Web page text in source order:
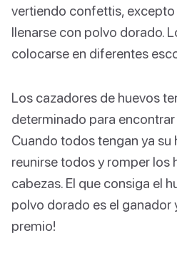
vertiendo confettis,
llenarse con polvo dorado.
colocarse en diferentes
Los cazadores de huevos
determinado para
Cuando todos tengan ya su
reunirse todos y romper los
cabezas. El que consiga el
polvo dorado es el ganador
premio!